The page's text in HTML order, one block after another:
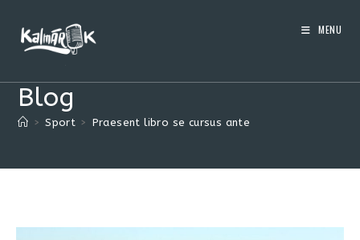
content
MENU
Blog
> Sport > Praesent libro se cursus ante